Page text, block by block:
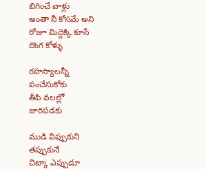
బిగించే వాళ్లు
అంతా నీ కోసమే అని
రోజూ మిద్దెక్కి కూసే
దొంగ కోళ్ళు
రహస్యాలన్నీ
పంచేసుకోకు
తీపి వలల్లో
జారిపడకు
ముడి విప్పుకుని
తప్పుకునే
చిట్కా ఎప్పుడూ